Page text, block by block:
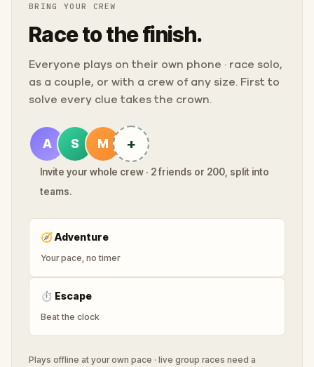
BRING YOUR CREW
Race to the finish.
Everyone plays on their own phone · race solo,
as a couple, or with a crew of any size. First to
solve every clue takes the crown.
A S M +
Invite your whole crew · 2 friends or 200, split into
teams.
🧭Adventure
Your pace, no timer
⏱ Escape
Beat the clock
Plays offline at your own pace · live group races need a